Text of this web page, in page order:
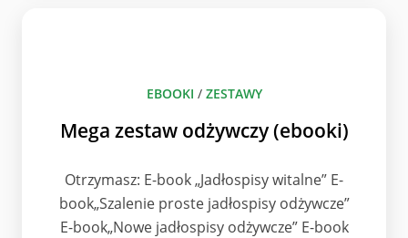
EBOOKI / ZESTAWY
Mega zestaw odżywczy (ebooki)
Otrzymasz: E-book „Jadłospisy witalne” E-
book„Szalenie proste jadłospisy odżywcze”
E-book„Nowe jadłospisy odżywcze” E-book